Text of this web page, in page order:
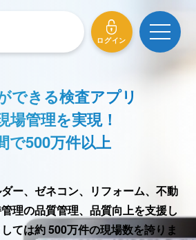
ログイン メニュ
できる検査アプリ
場管理を実現！
で500万件以上
ー、ゼネコン、リフォーム、不動
理の品質管理、品質向上を支援し
ては約 500万件の現場数を誇りま